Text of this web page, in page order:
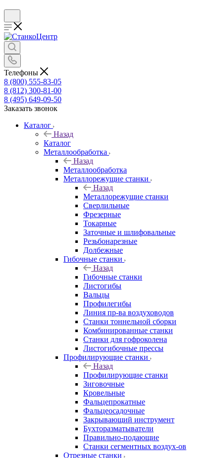
Телефоны
8 (800) 555-83-05
8 (812) 300-81-00
8 (495) 649-09-50
Заказать звонок
Каталог
Назад
Каталог
Металлообработка
Назад
Металлообработка
Металлорежущие станки
Назад
Металлорежущие станки
Сверлильные
Фрезерные
Токарные
Заточные и шлифовальные
Резьбонарезные
Долбежные
Гибочные станки
Назад
Гибочные станки
Листогибы
Вальцы
Профилегибы
Линия пр-ва воздуховодов
Станки тоннельной сборки
Комбинированные станки
Станки для гофроколена
Листогибочные прессы
Профилирующие станки
Назад
Профилирующие станки
Зиговочные
Кровельные
Фальцепрокатные
Фальцеосадочные
Закрывающий инструмент
Бухторазматыватели
Правильно-подающие
Станки сегментных воздух-ов
Отрезные станки